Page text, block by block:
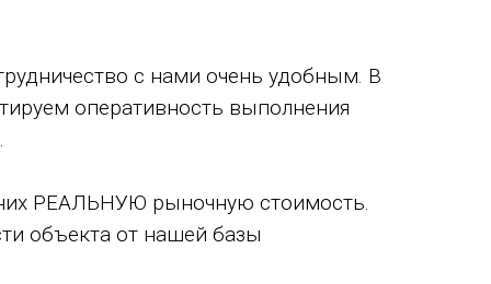
с нами очень удобным. В
оперативность выполнения
РЕАЛЬНУЮ рыночную стоимость.
объекта от нашей базы